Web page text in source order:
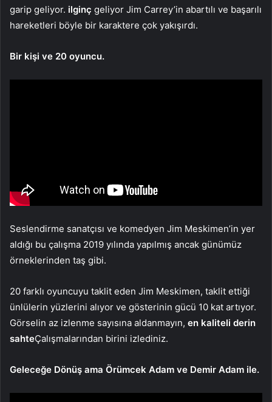
garip geliyor. ilginç geliyor Jim Carrey’in abartılı ve başarılı
hareketleri böyle bir karaktere çok yakışırdı.
Bir kişi ve 20 oyuncu.
Seslendirme sanatçısı ve komedyen Jim Meskimen’in yer
aldığı bu çalışma 2019 yılında yapılmış ancak günümüz
örneklerinden taş gibi.
20 farklı oyuncuyu taklit eden Jim Meskimen, taklit ettiği
ünlülerin yüzlerini alıyor ve gösterinin gücü 10 kat artıyor.
Görselin az izlenme sayısına aldanmayın, en kaliteli derin
sahteÇalışmalarından birini izlediniz.
Geleceğe Dönüş ama Örümcek Adam ve Demir Adam ile.